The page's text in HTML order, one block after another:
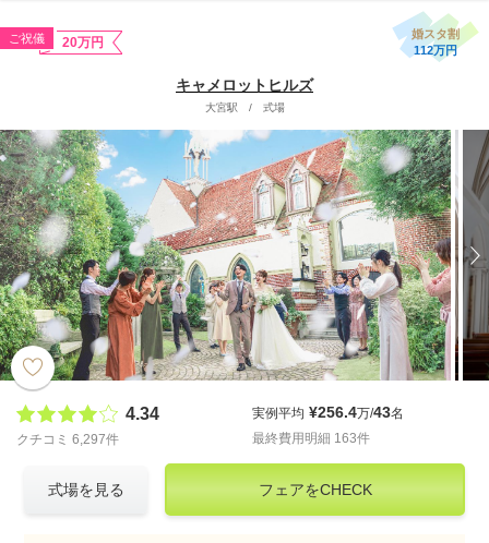
ご祝儀 20万円
婚スタ割
112万円
キャメロットヒルズ
大宮駅 / 式場
4.34
クチコミ 6,297件
実例平均 ¥256.4万/43名
最終費用明細 163件
式場を見る フェアをCHECK